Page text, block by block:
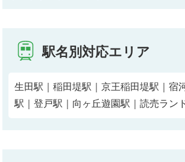
駅名別対応エリア
生田駅｜稲田堤駅｜京王稲田堤駅｜宿
駅｜登戸駅｜向ヶ丘遊園駅｜読売ラン